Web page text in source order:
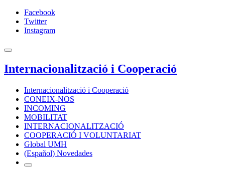
Facebook
Twitter
Instagram
Internacionalització i Cooperació
Internacionalització i Cooperació
CONEIX-NOS
INCOMING
MOBILITAT
INTERNACIONALITZACIÓ
COOPERACIÓ I VOLUNTARIAT
Global UMH
(Español) Novedades